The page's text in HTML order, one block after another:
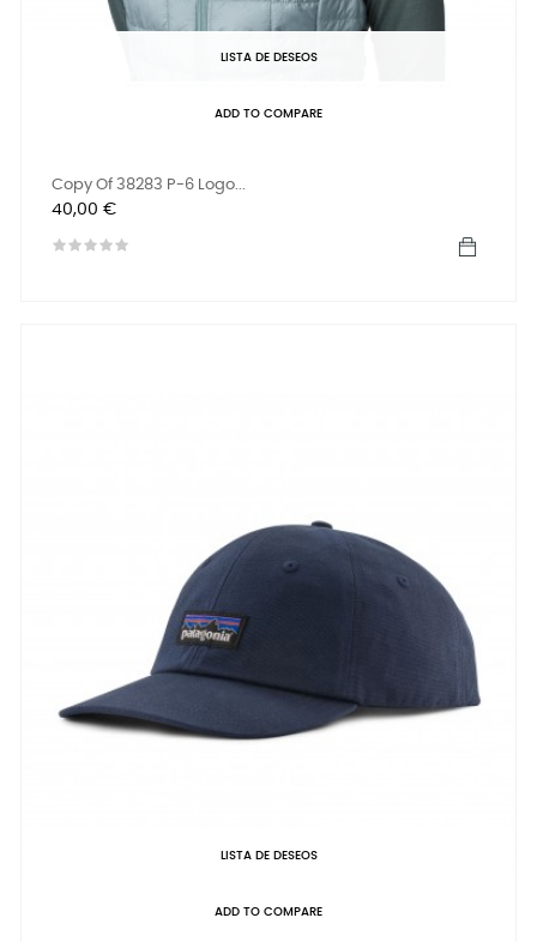
LISTA DE DESEOS
ADD TO COMPARE
Copy Of 38283 P-6 Logo...
Precio
40,00 €
LISTA DE DESEOS
ADD TO COMPARE